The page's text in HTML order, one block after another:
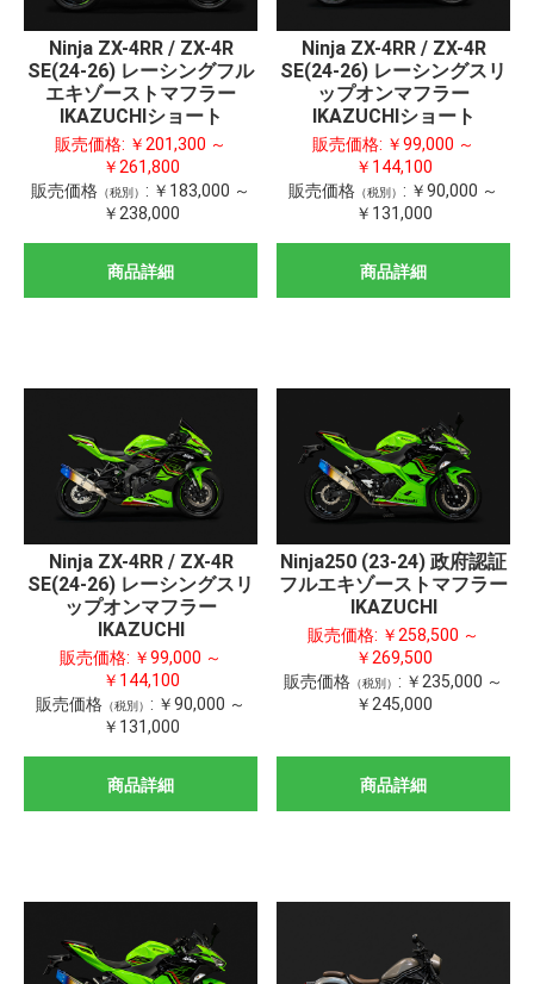
Ninja ZX-4RR / ZX-4R
SE(24-26) レーシングフル
エキゾーストマフラー
IKAZUCHIショート
販売価格: ￥201,300 ～
￥261,800
販売価格 （税別） : ￥183,000 ～
￥238,000
商品詳細
Ninja ZX-4RR / ZX-4R
SE(24-26) レーシングスリ
ップオンマフラー
IKAZUCHIショート
販売価格: ￥99,000 ～
￥144,100
販売価格 （税別） : ￥90,000 ～
￥131,000
商品詳細
Ninja ZX-4RR / ZX-4R
SE(24-26) レーシングスリ
ップオンマフラー
IKAZUCHI
販売価格: ￥99,000 ～
￥144,100
販売価格 （税別） : ￥90,000 ～
￥131,000
商品詳細
Ninja250 (23-24) 政府認証
フルエキゾーストマフラー
IKAZUCHI
販売価格: ￥258,500 ～
￥269,500
販売価格 （税別） : ￥235,000 ～
￥245,000
商品詳細